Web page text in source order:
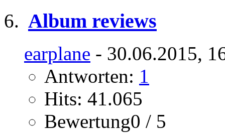
Album reviews
earplane - 30.06.2015,
Antworten: 1
Hits: 41.065
Bewertung0 / 5